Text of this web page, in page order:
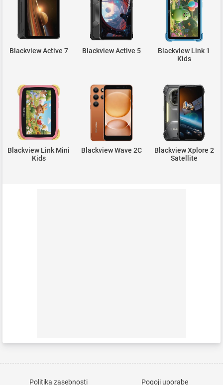
Blackview Active 7 Blackview Active 5
Blackview Link 1
Kids
Blackview Link Mini
Kids
Blackview Wave 2C
Blackview Xplore 2
Satellite
Politika zasebnosti Pogoji uporabe